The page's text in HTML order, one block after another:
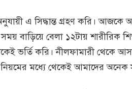
এ সিদ্ধান্ত গ্রহণ করি।
বাড়িয়ে বেলা ১২টায় শারীরিক
ভর্তি করি। নীলফামারী থেকে
মধ্যে থেকেই আমাদের অনেক